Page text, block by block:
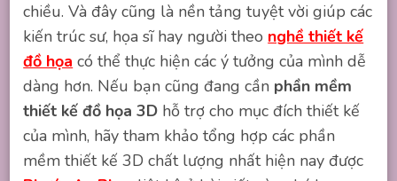
chiều. Và đây cũng là nền tảng tuyệt vời giúp các
kiến trúc sư, họa sĩ hay người theo nghề thiết kế
đồ họa có thể thực hiện các ý tưởng của mình dễ
dàng hơn. Nếu bạn cũng đang cần phần mềm
thiết kế đồ họa 3D hỗ trợ cho mục đích thiết kế
của mình, hãy tham khảo tổng hợp các phần
mềm thiết kế 3D chất lượng nhất hiện nay được